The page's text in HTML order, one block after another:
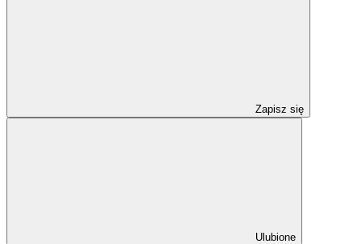
Zapisz się
Ulubione